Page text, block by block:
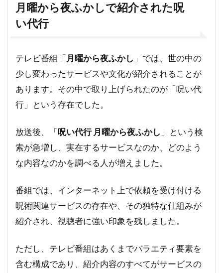
月曜から夜ふかしで紹介された呪
い代行
テレビ番組「月曜から夜ふかし 」では、世の中の
少し変わったサービスや文化が紹介されることが
あります。その中で取り上げられたのが「呪い代
行」という存在でした。
放送後、「呪い代行 月曜から夜ふかし 」という検
索が急増し、実在するサービスなのか、どのよう
な内容なのかを調べる人が増えました。
番組では、インターネット上で依頼を受け付ける
呪術関連サービスの存在や、その独特な仕組みが
紹介され、視聴者に強い印象を残しました。
ただし、テレビ番組はあくまでバラエティ要素を
含む構成であり、紹介内容のすべてがサービスの